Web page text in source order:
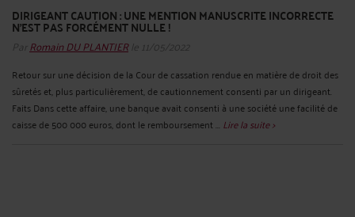
DIRIGEANT CAUTION : UNE MENTION MANUSCRITE INCORRECTE
N’EST PAS FORCÉMENT NULLE !
Par Romain DU PLANTIERle 11/05/2022
Retour sur une décision de la Cour de cassation rendue en matière de droit des
sûretés et, plus particulièrement, de cautionnement consenti par un dirigeant.
Faits Dans cette affaire, une banque avait consenti à une société une facilité de
caisse de 500 000 euros, dont le remboursement ... Lire la suite >